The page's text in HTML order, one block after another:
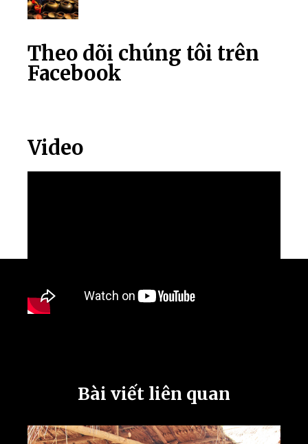
Theo dõi chúng tôi trên
Facebook
Video
Bài viết liên quan